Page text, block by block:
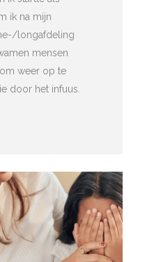
ik na mijn
longafdeling
mensen
weer op te
door het infuus.